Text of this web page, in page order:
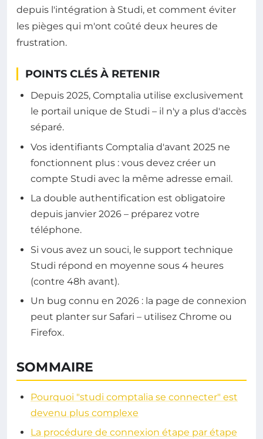
depuis l'intégration à Studi, et comment éviter
les pièges qui m'ont coûté deux heures de
frustration.
POINTS CLÉS À RETENIR
Depuis 2025, Comptalia utilise exclusivement
le portail unique de Studi – il n'y a plus d'accès
séparé.
Vos identifiants Comptalia d'avant 2025 ne
fonctionnent plus : vous devez créer un
compte Studi avec la même adresse email.
La double authentification est obligatoire
depuis janvier 2026 – préparez votre
téléphone.
Si vous avez un souci, le support technique
Studi répond en moyenne sous 4 heures
(contre 48h avant).
Un bug connu en 2026 : la page de connexion
peut planter sur Safari – utilisez Chrome ou
Firefox.
SOMMAIRE
Pourquoi "studi comptalia se connecter" est
devenu plus complexe
La procédure de connexion étape par étape